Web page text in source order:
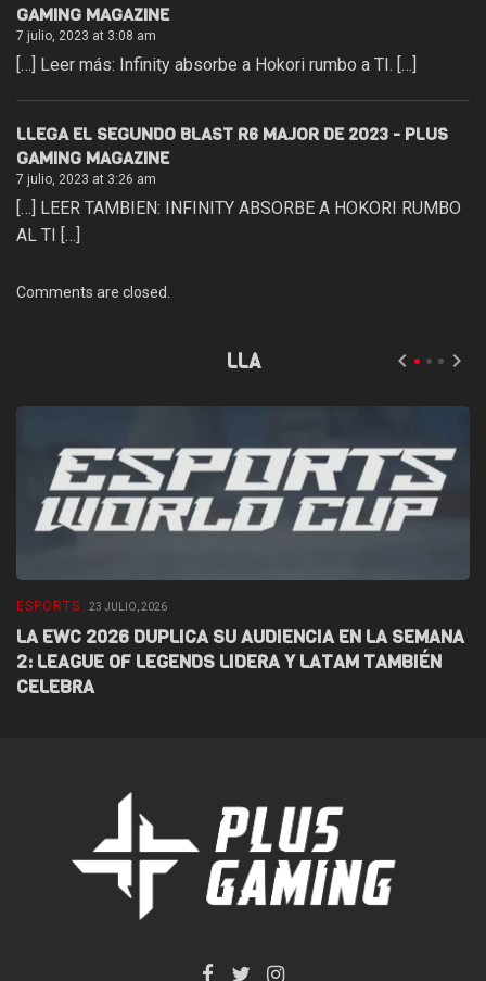
GAMING MAGAZINE
7 julio, 2023 at 3:08 am
[…] Leer más: Infinity absorbe a Hokori rumbo a TI. […]
LLEGA EL SEGUNDO BLAST R6 MAJOR DE 2023 - PLUS
GAMING MAGAZINE
7 julio, 2023 at 3:26 am
[…] LEER TAMBIEN: INFINITY ABSORBE A HOKORI RUMBO
AL TI […]
Comments are closed.
LLA
ESPORTS 23 JULIO, 2026
LA EWC 2026 DUPLICA SU AUDIENCIA EN LA SEMANA
2: LEAGUE OF LEGENDS LIDERA Y LATAM TAMBIÉN
CELEBRA